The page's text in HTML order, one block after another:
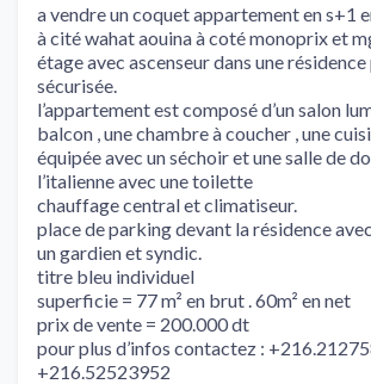
a vendre un coquet appartement en s+1
à cité wahat aouina à coté monoprix et
étage avec ascenseur dans une
sécurisée.
l’appartement est composé d’un salon
balcon , une chambre à coucher , une
équipée avec un séchoir et une salle de
l’italienne avec une toilette
chauffage central et climatiseur.
place de parking devant la résidence
un gardien et syndic.
titre bleu individuel
superficie = 77 m² en brut . 60m² en net
prix de vente = 200.000 dt
pour plus d’infos contactez :
+216.52523952